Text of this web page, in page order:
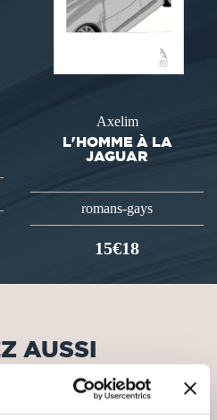
Axelim
L'HOMME À LA
JAGUAR
romans-gays
15€18
AUSSI